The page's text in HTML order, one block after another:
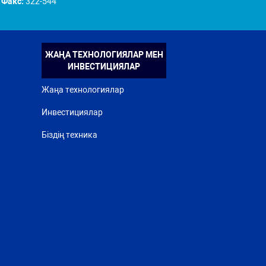
ЖАҢА ТЕХНОЛОГИЯЛАР МЕН
ИНВЕСТИЦИЯЛАР
Жаңа технологиялар
Инвестициялар
Біздің техника